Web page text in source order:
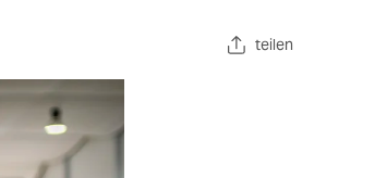
teilen